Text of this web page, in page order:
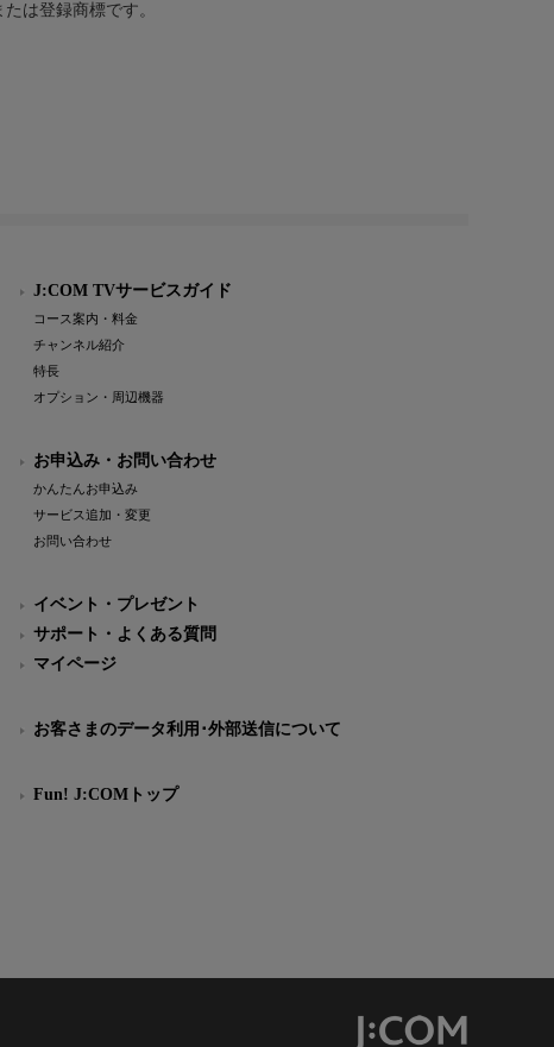
は登録商標です。
J:COM TVサービスガイド
コース案内・料金
チャンネル紹介
特長
オプション・周辺機器
お申込み・お問い合わせ
かんたんお申込み
サービス追加・変更
お問い合わせ
イベント・プレゼント
サポート・よくある質問
マイページ
お客さまのデータ利用･外部送信について
Fun! J:COMトップ